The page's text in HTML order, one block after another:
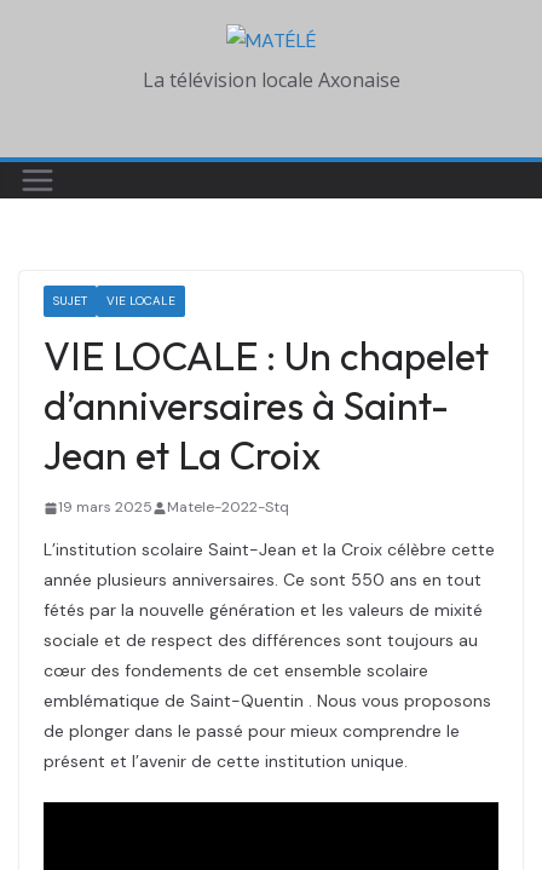
La télévision locale Axonaise
SUJET VIE LOCALE
VIE LOCALE : Un chapelet
d’anniversaires à Saint-
Jean et La Croix
19 mars 2025 Matele-2022-Stq
L’institution scolaire Saint-Jean et la Croix célèbre cette
année plusieurs anniversaires. Ce sont 550 ans en tout
fétés par la nouvelle génération et les valeurs de mixité
sociale et de respect des différences sont toujours au
cœur des fondements de cet ensemble scolaire
emblématique de Saint-Quentin . Nous vous proposons
de plonger dans le passé pour mieux comprendre le
présent et l’avenir de cette institution unique.